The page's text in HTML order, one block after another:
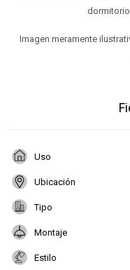
Imagen meramente
Uso
Ubicación
Tipo
Montaje
Estilo